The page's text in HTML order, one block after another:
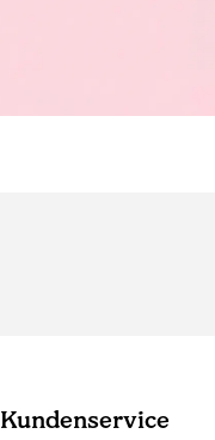
Kundenservice